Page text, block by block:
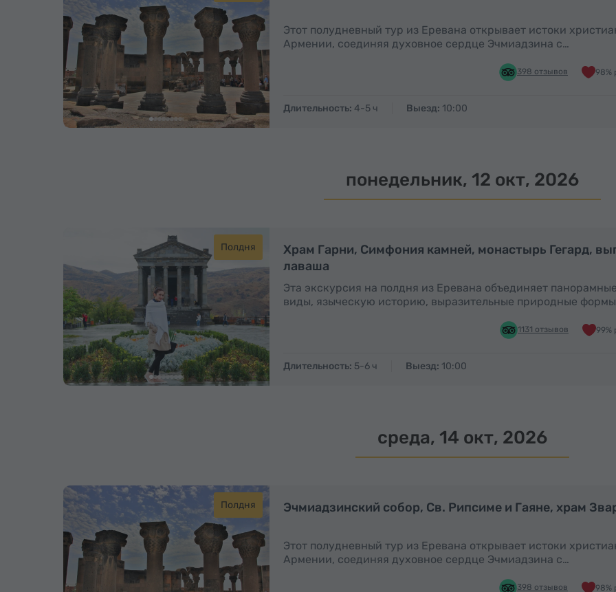
Этот полудневный тур из Еревана открывает истоки
Армении, соединяя духовное сердце Эчмиадзина с…
398 отзывов 98%
Длительность: 4-5 ч Выезд: 10:00
понедельник, 12 окт, 2026
Полдня Полдня
Храм Гарни, Симфония камней, монастырь Гегард,
лаваша
Эта экскурсия на полдня из Еревана объединяет
виды, языческую историю, выразительные природные
1131 отзывов 99%
Длительность: 5-6 ч Выезд: 10:00
среда, 14 окт, 2026
Полдня Полдня
Эчмиадзинский собор, Св. Рипсиме и Гаяне, храм
Этот полудневный тур из Еревана открывает истоки
Армении, соединяя духовное сердце Эчмиадзина с…
398 отзывов 98%